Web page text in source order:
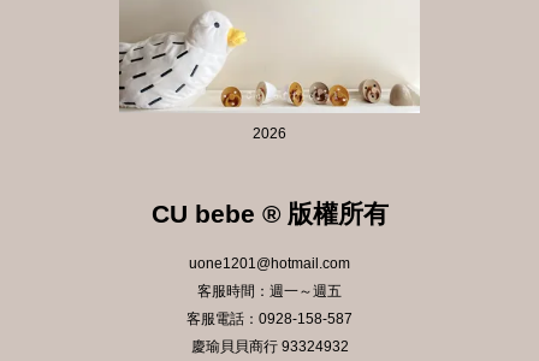
2026
CU bebe ® 版權所有
uone1201@hotmail.com
客服時間：週一～週五
客服電話：0928-158-587
慶瑜貝貝商行 93324932